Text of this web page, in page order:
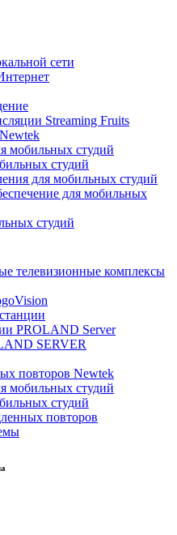
сети
Streaming Fruits
мобильных студий
студий
для мобильных студий
для мобильных
студий
телевизионные комплексы
PROLAND Server
SERVER
повторов Newtek
мобильных студий
студий
повторов